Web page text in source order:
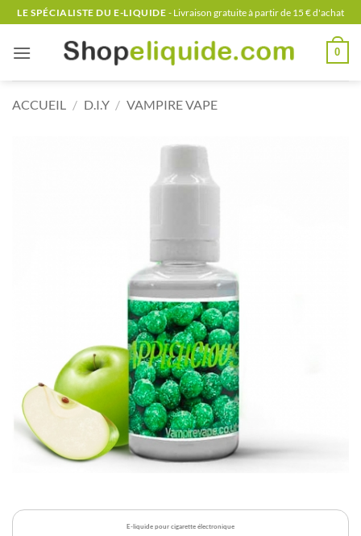
Passer
au
contenu
LE SPÉCIALISTE DU E-LIQUIDE - Livraison gratuite à partir de 15 € d'achat
0
ACCUEIL / D.I.Y / VAMPIRE VAPE
E-liquide pour cigarette électronique